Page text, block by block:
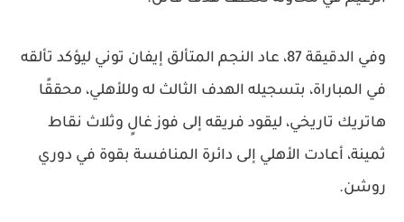
وفي الدقيقة 87، عاد النجم المتألق إيفان توني ليؤكد تألقه
في المباراة، بتسجيله الهدف الثالث له وللأهلي، محققًا
هاتريك تاريخي، ليقود فريقه إلى فوز غالٍ وثلاث نقاط
ثمينة، أعادت الأهلي إلى دائرة المنافسة بقوة في دوري
روشن.